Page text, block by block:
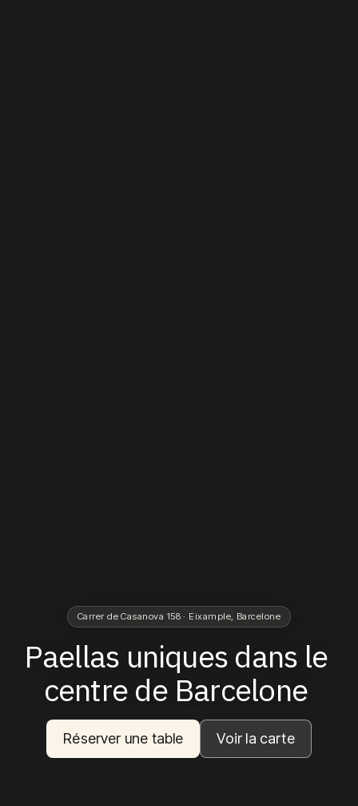
Carrer de Casanova 158 · Eixample, Barcelone
Paellas uniques dans le
centre de Barcelone
Réserver une table Voir la carte